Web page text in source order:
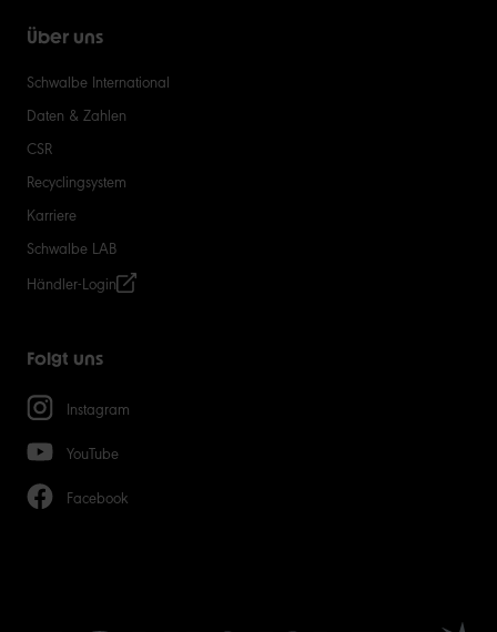
Über uns
Schwalbe International
Daten & Zahlen
CSR
Recyclingsystem
Karriere
Schwalbe LAB
Händler-Login
Folgt uns
Instagram
YouTube
Facebook